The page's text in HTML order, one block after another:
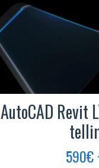
AutoCAD Revit
590€